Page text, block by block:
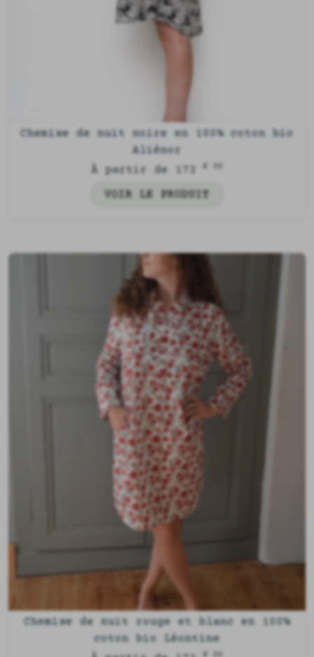
Chemise de nuit noire en 100% coton bio
Aliénor
À partir de 172€ 00
VOIR LE PRODUIT
Chemise de nuit rouge et blanc en 100%
coton bio Léontine